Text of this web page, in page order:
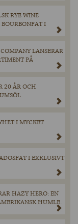
RYE WINE
I
LANSERAR
PÅ
20 ÅR OCH
I MYCKET
I EXKLUSIVT
HAZY HERO: EN
HUMLE.